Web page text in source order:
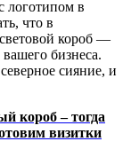
логотипом в
что в
короб —
бизнеса.
сияние, и
короб – тогда
визитки